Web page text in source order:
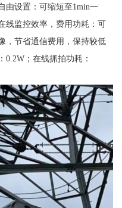
由设置：可缩短至1min一
线监控效率，费用功耗：可
，节省通信费用，保持较低
；在线抓拍功耗：